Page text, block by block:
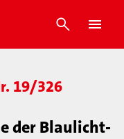
19/326
der Blaulicht-